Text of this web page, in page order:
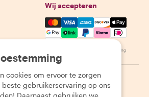
Wij accepteren
Mastercard, Visa, Amex,
Beschikbaarheid varieert per bestemming
Privacybeleid Cookies
cookies om ervoor te zorgen
gebruikerservaring op ons
Daarnaast gebruiken we